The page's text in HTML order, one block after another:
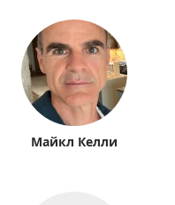
Майкл Келли